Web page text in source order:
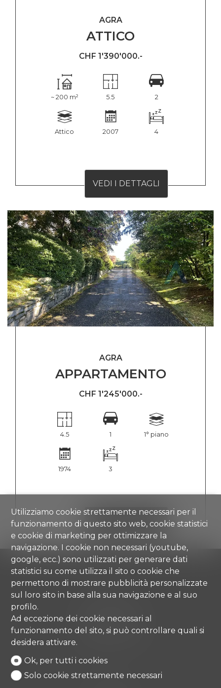
ATTICO
AGRA
CHF 1'390'000.-
~ 200 m² 5.5 2
Attico 2007 4
VEDI I DETTAGLI
APPARTAMENTO
AGRA
CHF 1'245'000.-
4.5 1 1° piano
1974 3
VEDI I DETTAGLI
Comisa SA
6976 Castagnola
Tel. +41 91 971 67 00
Utilizziamo cookie strettamente necessari per il
funzionamento di questo sito web, cookie statistici
e cookie di marketing per ottimizzare la
navigazione. I cookie non necessari (youtube,
google, ecc.) sono utilizzati per generare dati
statistici su come utilizza il sito o cookie che
permettono di mostrare pubblicità personalizzate
sul loro sito in base alla sua navigazione e al suo
profilo.
Ad eccezione dei cookie necessari al
funzionamento del sito, si può controllare quali si
desidera attivare.
Ok, per tutti i cookies
Solo cookie strettamente necessari